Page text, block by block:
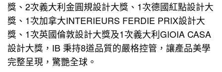
獎、2次義大利金圓規設計大獎、1次德國紅點設計大
獎、1次加拿大INTERIEURS FERDIE PRIX設計大
獎、1次英國倫敦設計大獎及1次義大利GIOIA CASA
設計大獎，IB 秉持8道品質的嚴格控管，讓產品美學
完整呈現，驚艷全球。